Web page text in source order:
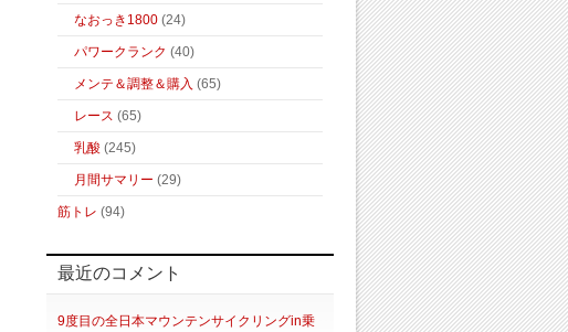
なおっき1800 (24)
パワークランク (40)
メンテ＆調整＆購入 (65)
レース (65)
乳酸 (245)
月間サマリー (29)
筋トレ (94)
最近のコメント
9度目の全日本マウンテンサイクリングin乗